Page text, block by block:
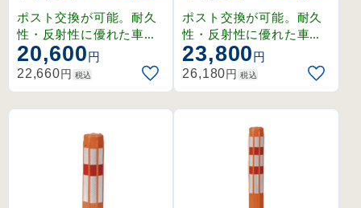
0ベース) 高さ800mm
(373053)
ポスト交換が可能。耐久
性・反射性に優れた車線
分離標。新技術「カセッ
トリング方式」により、
ポストの交換が容易でメ
20,600円
22,660円 税込
0ベース) 高さ1000m
m (373054)
ポスト交換が可能。耐久
性・反射性に優れた車線
分離標。新技術「カセッ
トリング方式」により、
ポストの交換が容易でメ
23,800円
26,180円 税込